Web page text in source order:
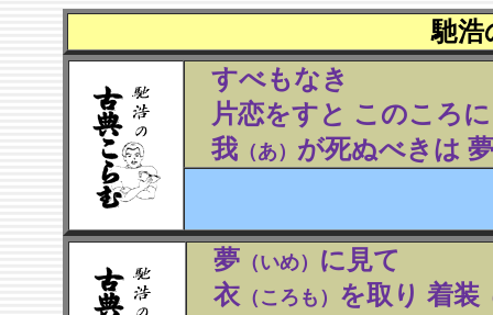
馳浩
すべもなき
片恋をすと このころに
我（あ） が死ぬべきは 夢
夢（いめ）
に見て
衣（ころも） を取り 着装